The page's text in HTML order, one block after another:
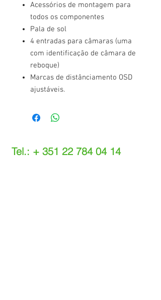
Acessórios de montagem para
todos os componentes
Pala de sol
4 entradas para câmaras (uma
com identificação de câmara de
reboque)
Marcas de distânciamento OSD
ajustáveis.
Tel.: + 351 22 784 04 14